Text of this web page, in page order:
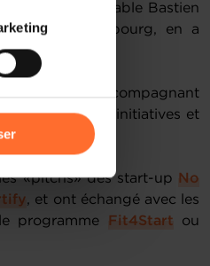
données
Son responsable Bastien
de Luxembourg, en a
en accompagnant
de diverses initiatives et
«pitchs» des start-up
No
, et ont échangé avec les
programme
Fit4Start ou